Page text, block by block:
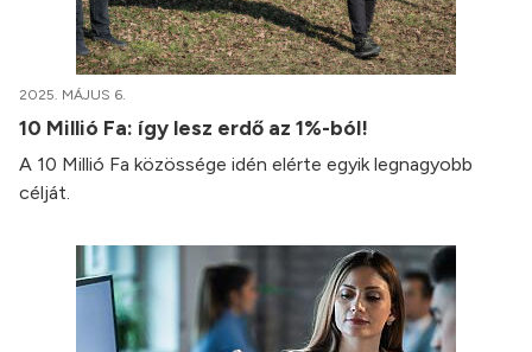
2025. MÁJUS 6.
10 Millió Fa: így lesz erdő az 1%-ból!
A 10 Millió Fa közössége idén elérte egyik legnagyobb
célját.